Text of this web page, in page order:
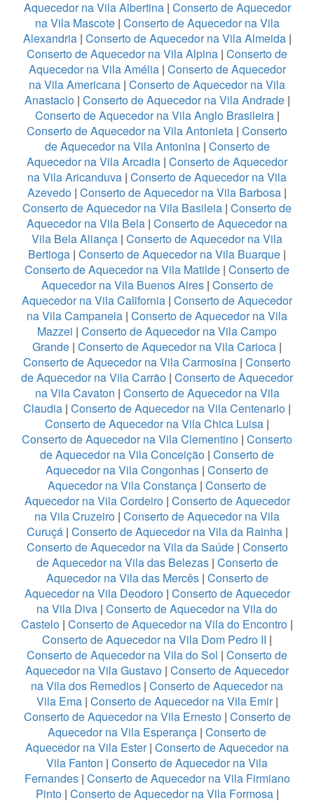
Aquecedor na Vila Albertina| Conserto de Aquecedor
na Vila Mascote| Conserto de Aquecedor na Vila
Alexandria| Conserto de Aquecedor na Vila Almeida |
Conserto de Aquecedor na Vila Alpina | Conserto de
Aquecedor na Vila Amélia | Conserto de Aquecedor
na Vila Americana | Conserto de Aquecedor na Vila
Anastacio| Conserto de Aquecedor na Vila Andrade|
Conserto de Aquecedor na Vila Anglo Brasileira|
Conserto de Aquecedor na Vila Antonieta | Conserto
de Aquecedor na Vila Antonina| Conserto de
Aquecedor na Vila Arcadia | Conserto de Aquecedor
na Vila Aricanduva | Conserto de Aquecedor na Vila
Azevedo | Conserto de Aquecedor na Vila Barbosa |
Conserto de Aquecedor na Vila Basileia | Conserto de
Aquecedor na Vila Bela | Conserto de Aquecedor na
Vila Bela Aliança | Conserto de Aquecedor na Vila
Bertioga | Conserto de Aquecedor na Vila Buarque |
Conserto de Aquecedor na Vila Matilde | Conserto de
Aquecedor na Vila Buenos Aires| Conserto de
Aquecedor na Vila California | Conserto de Aquecedor
na Vila Campanela | Conserto de Aquecedor na Vila
Mazzei | Conserto de Aquecedor na Vila Campo
Grande | Conserto de Aquecedor na Vila Carioca |
Conserto de Aquecedor na Vila Carmosina | Conserto
de Aquecedor na Vila Carrão | Conserto de Aquecedor
na Vila Cavaton | Conserto de Aquecedor na Vila
Claudia | Conserto de Aquecedor na Vila Centenario |
Conserto de Aquecedor na Vila Chica Luisa |
Conserto de Aquecedor na Vila Clementino | Conserto
de Aquecedor na Vila Conceição | Conserto de
Aquecedor na Vila Congonhas | Conserto de
Aquecedor na Vila Constança | Conserto de
Aquecedor na Vila Cordeiro| Conserto de Aquecedor
na Vila Cruzeiro | Conserto de Aquecedor na Vila
Curuçá | Conserto de Aquecedor na Vila da Rainha |
Conserto de Aquecedor na Vila da Saúde| Conserto
de Aquecedor na Vila das Belezas| Conserto de
Aquecedor na Vila das Mercês| Conserto de
Aquecedor na Vila Deodoro| Conserto de Aquecedor
na Vila Diva | Conserto de Aquecedor na Vila do
Castelo | Conserto de Aquecedor na Vila do Encontro |
Conserto de Aquecedor na Vila Dom Pedro II |
Conserto de Aquecedor na Vila do Sol | Conserto de
Aquecedor na Vila Gustavo | Conserto de Aquecedor
na Vila dos Remedios | Conserto de Aquecedor na
Vila Ema| Conserto de Aquecedor na Vila Emir|
Conserto de Aquecedor na Vila Ernesto| Conserto de
Aquecedor na Vila Esperança | Conserto de
Aquecedor na Vila Ester| Conserto de Aquecedor na
Vila Fanton | Conserto de Aquecedor na Vila
Fernandes| Conserto de Aquecedor na Vila Firmiano
Pinto| Conserto de Aquecedor na Vila Formosa|